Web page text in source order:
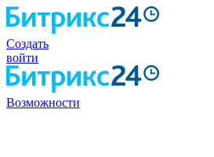
Создать
войти
Возможности